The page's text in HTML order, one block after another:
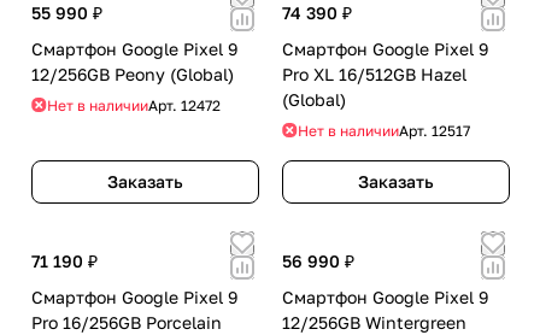
55 990 ₽
Смартфон Google Pixel 9
12/256GB Peony (Global)
Нет в наличииАрт. 12472
Заказать
74 390 ₽
Смартфон Google Pixel 9
Pro XL 16/512GB Hazel
(Global)
Нет в наличииАрт. 12517
Заказать
71 190 ₽
Смартфон Google Pixel 9
Pro 16/256GB Porcelain
56 990 ₽
Смартфон Google Pixel 9
12/256GB Wintergreen